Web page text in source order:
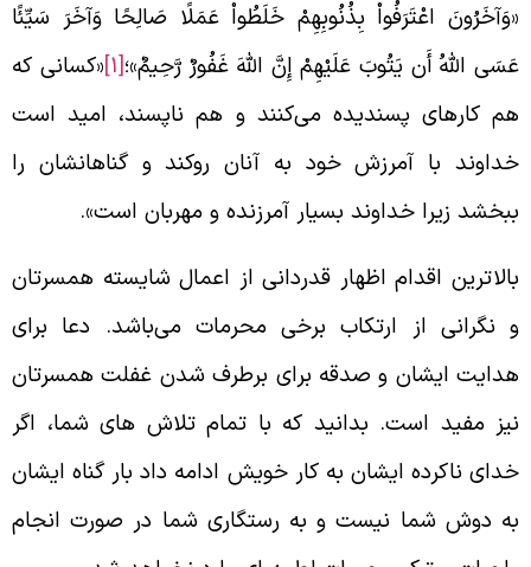
اعْتَرَفُواْ بِذُنُوبِهِمْ خَلَطُواْ عَمَلًا صَالِحًا وَآخَرَ سَیِّئًا
اللّهُ أَن یَتُوبَ عَلَیْهِمْ إِنَّ اللّهَ غَفُورٌ رَّحِیمٌ»؛[1] «کسانی که
کارهای پسندیده می‌‌‌کنند و هم ناپسند، امید است
با آمرزش خود به آنان روکند و گناهانشان را
زیرا خداوند بسیار آمرزنده و مهربان است».
اقدام اظهار قدردانی از اعمال شایسته همسرتان
نگرانی از ارتکاب برخی محرمات می‌‌باشد. دعا برای
ایشان و صدقه برای برطرف شدن غفلت همسرتان
مفید است. بدانید که با تمام تلاش های شما، اگر
ناکرده ایشان به کار خویش ادامه داد بار گناه ایشان
دوش شما نیست و به رستگاری شما در صورت انجام